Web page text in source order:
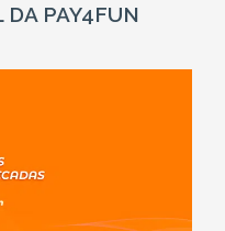
PAY4FUN